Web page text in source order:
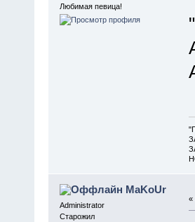
Любимая певица!
MaKoUr
Administrator
Старожил
«